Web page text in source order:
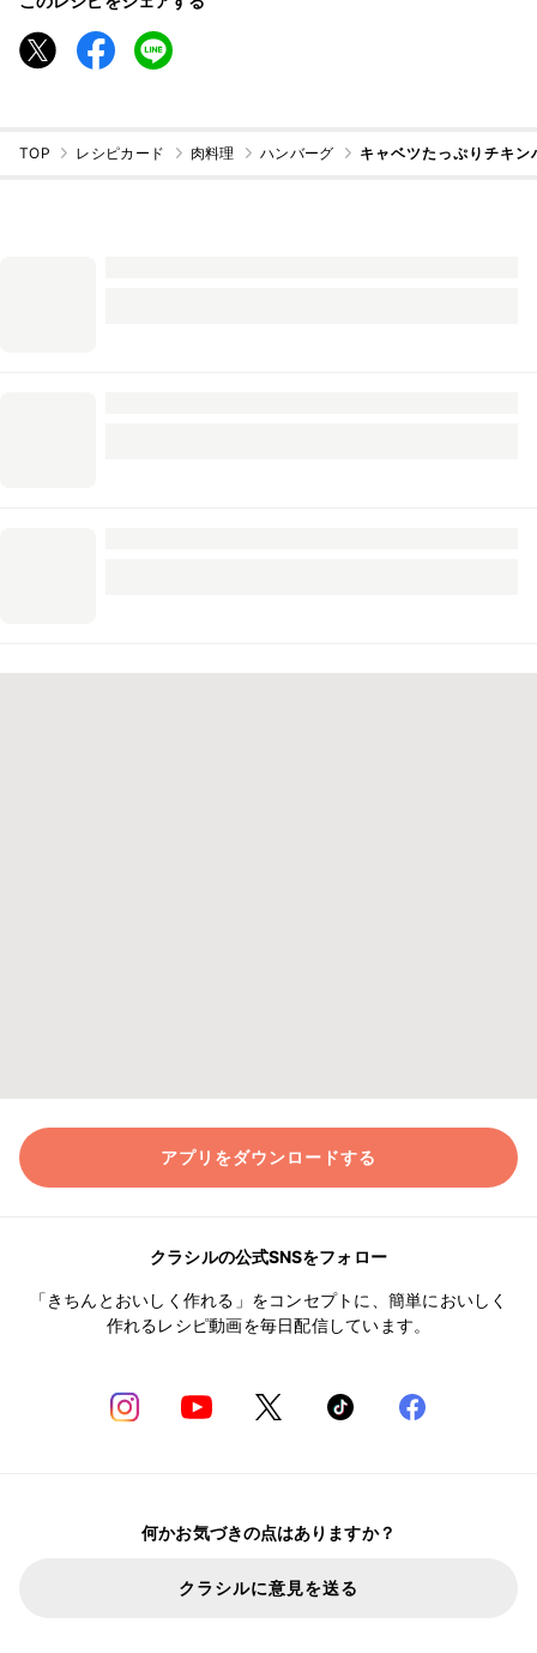
TOP レシピカード 肉料理 ハンバーグ キャベツたっぷりチキン
アプリをダウンロードする
クラシルの公式SNSをフォロー
「きちんとおいしく作れる」をコンセプトに、簡単においしく
作れるレシピ動画を毎日配信しています。
何かお気づきの点はありますか？
クラシルに意見を送る